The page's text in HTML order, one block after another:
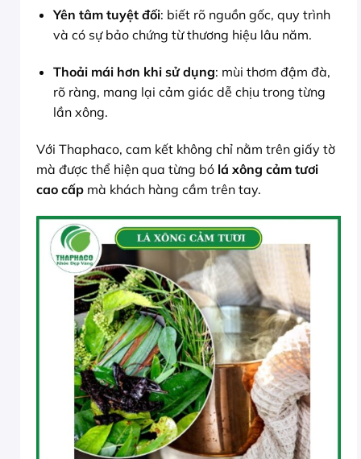
Yên tâm tuyệt đối: biết rõ nguồn gốc, quy trình
và có sự bảo chứng từ thương hiệu lâu năm.
Thoải mái hơn khi sử dụng: mùi thơm đậm đà,
rõ ràng, mang lại cảm giác dễ chịu trong từng
lần xông.
Với Thaphaco, cam kết không chỉ nằm trên giấy tờ
mà được thể hiện qua từng bó lá xông cảm tươi
cao cấp mà khách hàng cầm trên tay.